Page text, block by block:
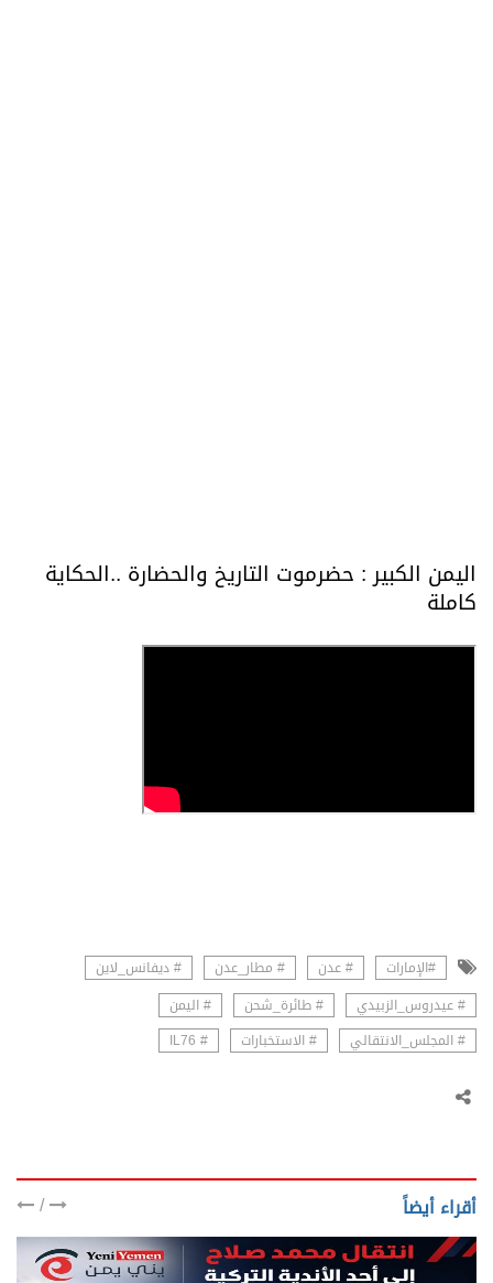
اليمن الكبير : حضرموت التاريخ والحضارة ..الحكاية
كاملة
#الإمارات # عدن # مطار_عدن
# ديفانس_لاين
# عيدروس_الزبيدي
# طائرة_شحن
# اليمن
# المجلس_الانتقالي
# الاستخبارات # IL76
أقراء أيضاً /